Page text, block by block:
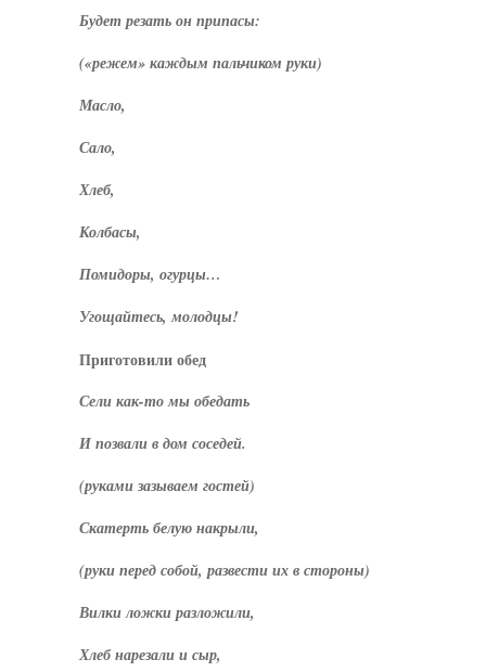
Будет резать он припасы:
(«режем» каждым пальчиком руки)
Масло,
Сало,
Хлеб,
Колбасы,
Помидоры, огурцы…
Угощайтесь, молодцы!
Приготовили обед
Сели как-то мы обедать
И позвали в дом соседей.
(руками зазываем гостей)
Скатерть белую накрыли,
(руки перед собой, развести их в стороны)
Вилки ложки разложили,
Хлеб нарезали и сыр,